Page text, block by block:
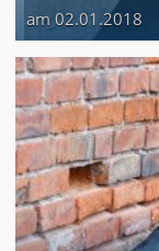
am 02.01.2018